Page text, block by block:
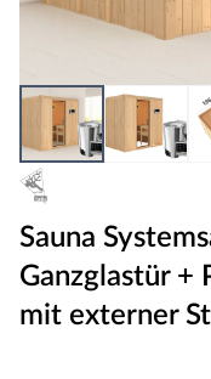
Sauna
Ganzglastür +
mit externer